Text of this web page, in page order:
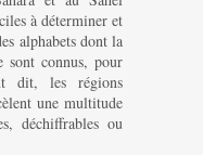
à déterminer et
alphabets dont la
sont connus, pour
dit, les régions
une multitude
déchiffrables ou